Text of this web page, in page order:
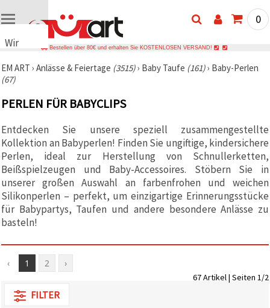
Wir
Cookies
🍪 Wir
Cookies
ähnliche
Technologien,
um den
Betrieb
unserer
Website
sicherzustellen.
Mit Ihrer
Einwilligung
nutzen wir
außerdem
Funktionszwecken,
Angebot zu
verbessern
0
Bestellen über 80€ und erhalten Sie KOSTENLOSEN VERSAND!
EM ART › Anlässe & Feiertage (3515)› Baby Taufe (161)› Baby-Perlen
(67)
PERLEN FÜR BABYCLIPS
Entdecken Sie unsere speziell zusammengestellte
Kollektion an Babyperlen! Finden Sie ungiftige, kindersichere
Perlen, ideal zur Herstellung von Schnullerketten,
Beißspielzeugen und Baby-Accessoires. Stöbern Sie in
unserer großen Auswahl an farbenfrohen und weichen
Silikonperlen – perfekt, um einzigartige Erinnerungsstücke
für Babypartys, Taufen und andere besondere Anlässe zu
basteln!
‹ 1 2 ›
67 Artikel | Seiten 1/2
FILTER